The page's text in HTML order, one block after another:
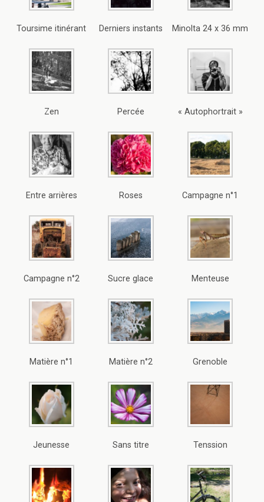
Toursime itinérant Derniers instants Minolta 24 x 36 mm
Zen Percée « Autophortrait »
Entre arrières Roses Campagne n°1
Campagne n°2 Sucre glace Menteuse
Matière n°1 Matière n°2 Grenoble
Jeunesse Sans titre Tenssion